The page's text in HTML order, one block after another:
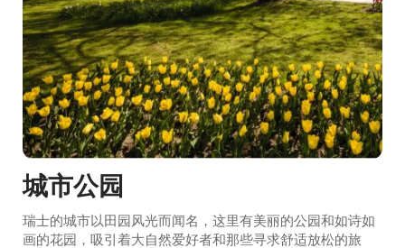
城市公园
瑞士的城市以田园风光而闻名，这里有美丽的公园和如诗如
画的花园，吸引着大自然爱好者和那些寻求舒适放松的旅